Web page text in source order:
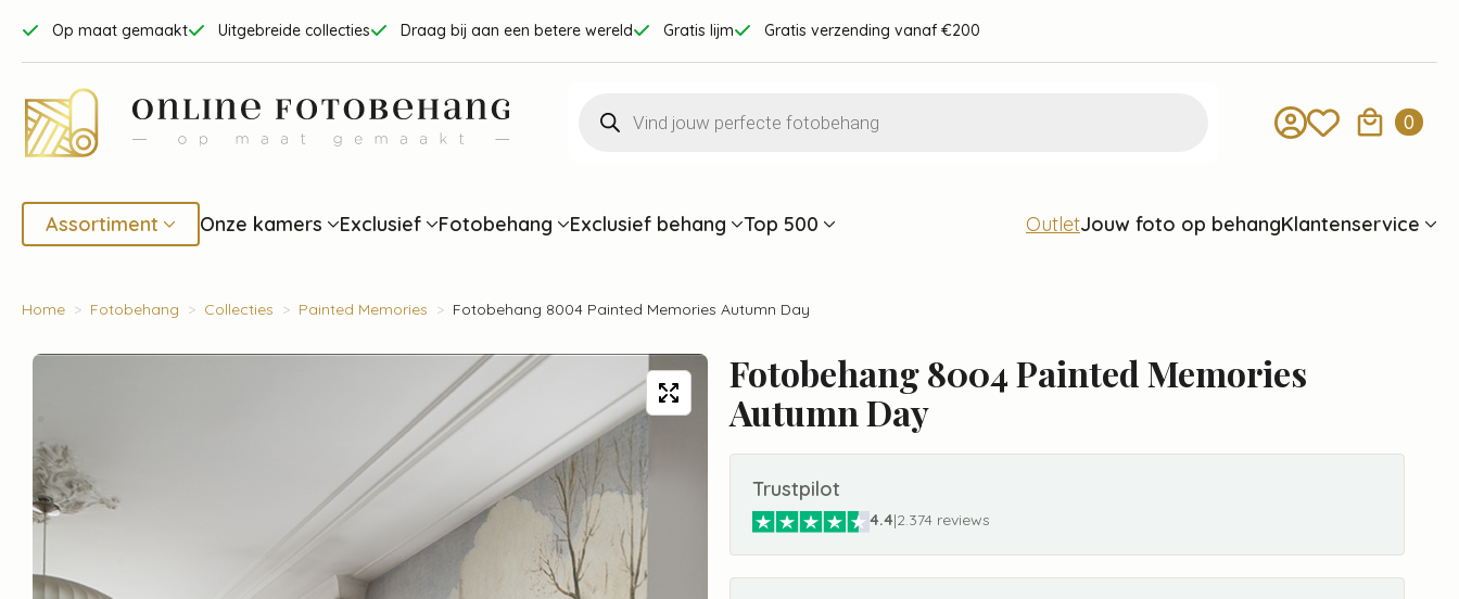
Op maat gemaakt Uitgebreide collecties Draag bij aan een betere wereld Gratis lijm Gratis verzending vanaf €200
zoeken
0
Assortiment Onze kamers Exclusief Fotobehang Exclusief behang Top 500 OutletJouw foto op behangKlantenservice
Home Fotobehang Collecties Painted Memories Fotobehang 8004 Painted Memories Autumn Day
Fotobehang 8004 Painted Memories
Autumn Day
Trustpilot
4.4|2.374 reviews